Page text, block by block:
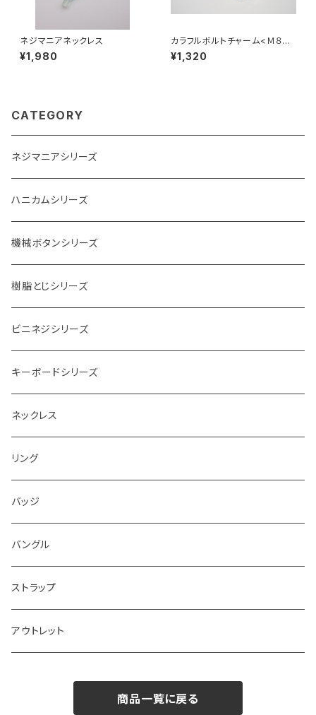
ネジマニアネックレス
¥1,980
カラフルボルトチャーム<Ｍ８サ
イズ>
¥1,320
CATEGORY
ネジマニアシリーズ
ハニカムシリーズ
機械ボタンシリーズ
樹脂とじシリーズ
ビニネジシリーズ
キーボードシリーズ
ネックレス
リング
バッジ
バングル
ストラップ
アウトレット
商品一覧に戻る